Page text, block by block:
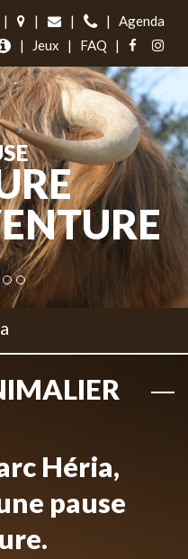
| | | |
Agenda
|
Jeux | FAQ |
Héria,
pause